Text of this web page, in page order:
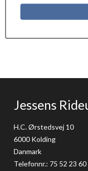
Jessens
H.C. Ørstedsvej 10
6000 Kolding
Danmark
Telefonnr.: 75 52 23 60